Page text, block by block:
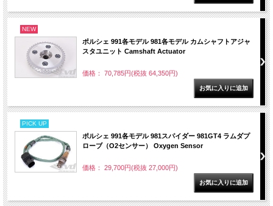
NEW
ポルシェ 991各モデル 981各モデル カムシャフトアジャ
スタユニット Camshaft Actuator
価格： 70,785円(税抜 64,350円)
PICK UP
ポルシェ 991各モデル 981スパイダー 981GT4 ラムダプ
ローブ（O2センサー） Oxygen Sensor
価格： 29,700円(税抜 27,000円)